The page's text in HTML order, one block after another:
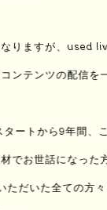
りますが、used
コンテンツの配信を
タートから9年間、
でお世話になった
ただいた全ての方
マートボ
COVER
JULY ,